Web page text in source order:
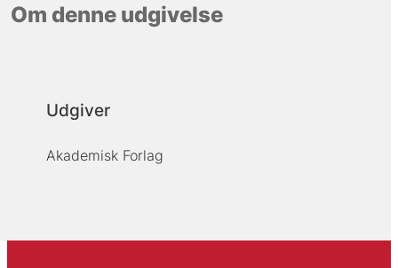
Om denne udgivelse
Udgiver
Akademisk Forlag